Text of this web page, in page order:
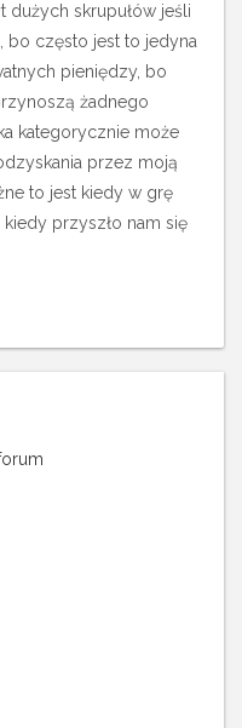
dużych skrupułów jeśli
bo często jest to jedyna
pieniędzy, bo
żadnego
kategorycznie może
przez moją
to jest kiedy w grę
przyszło nam się